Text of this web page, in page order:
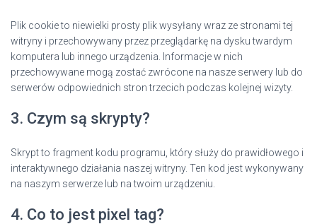
Plik cookie to niewielki prosty plik wysyłany wraz ze stronami tej
witryny i przechowywany przez przeglądarkę na dysku twardym
komputera lub innego urządzenia. Informacje w nich
przechowywane mogą zostać zwrócone na nasze serwery lub do
serwerów odpowiednich stron trzecich podczas kolejnej wizyty.
3. Czym są skrypty?
Skrypt to fragment kodu programu, który służy do prawidłowego i
interaktywnego działania naszej witryny. Ten kod jest wykonywany
na naszym serwerze lub na twoim urządzeniu.
4. Co to jest pixel tag?